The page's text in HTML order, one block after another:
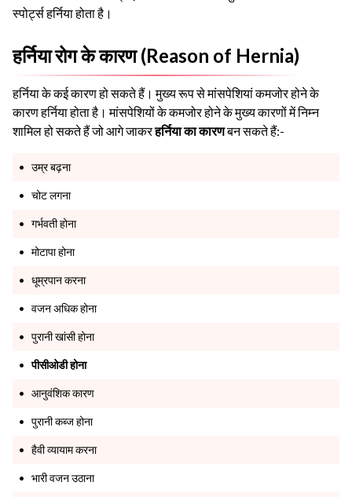
स्पोर्ट्स हर्निया होता है।
हर्निया रोग के कारण (Reason of Hernia)
हर्निया के कई कारण हो सकते हैं। मुख्य रूप से मांसपेशियां कमजोर होने के
कारण हर्निया होता है। मांसपेशियों के कमजोर होने के मुख्य कारणों में निम्न
शामिल हो सकते हैं जो आगे जाकरहर्निया का कारणबन सकते हैं:-
उम्र बढ़ना
चोट लगना
गर्भवती होना
मोटापा होना
धूम्रपान करना
वजन अधिक होना
पुरानी खांसी होना
पीसीओडी होना
आनुवंशिक कारण
पुरानी कब्ज होना
हैवी व्यायाम करना
भारी वजन उठाना